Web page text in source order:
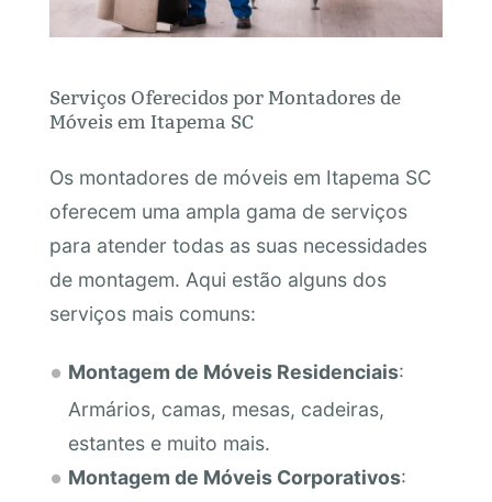
Serviços Oferecidos por Montadores de
Móveis em Itapema SC
Os montadores de móveis em Itapema SC
oferecem uma ampla gama de serviços
para atender todas as suas necessidades
de montagem. Aqui estão alguns dos
serviços mais comuns:
Montagem de Móveis Residenciais:
Armários, camas, mesas, cadeiras,
estantes e muito mais.
Montagem de Móveis Corporativos: